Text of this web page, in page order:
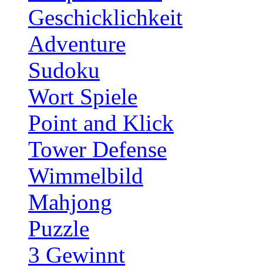
Geschicklichkeit
Adventure
Sudoku
Wort Spiele
Point and Klick
Tower Defense
Wimmelbild
Mahjong
Puzzle
3 Gewinnt